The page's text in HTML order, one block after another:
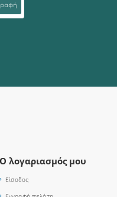
Ο λογαριασμός μου
Είσοδος